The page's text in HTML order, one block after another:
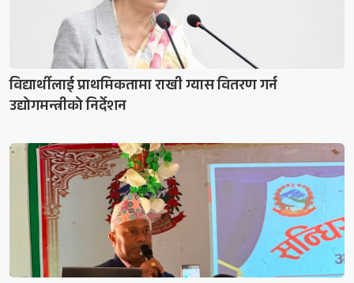
विद्यार्थीलाई प्राथमिकतामा राखी ग्यास वितरण गर्न
उद्योगमन्त्रीको निर्देशन